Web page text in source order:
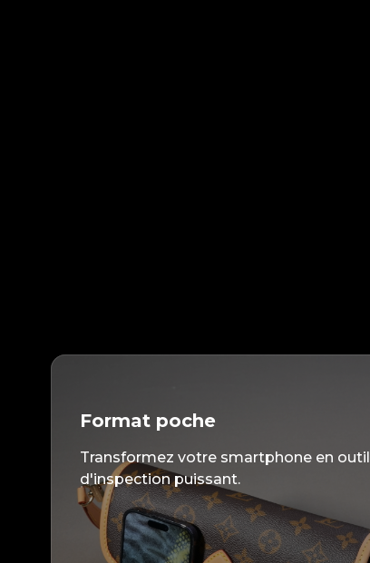
Format poche
Transformez votre smartphone en outil
d'inspection puissant.